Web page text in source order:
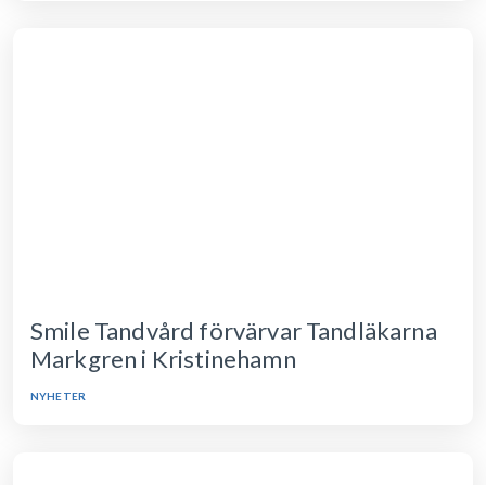
Smile Tandvård förvärvar Tandläkarna
Markgren i Kristinehamn
NYHETER